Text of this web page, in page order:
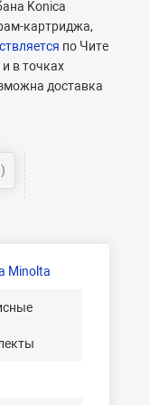
Konica
картриджа,
по Чите
в точках
доставка
Minolta